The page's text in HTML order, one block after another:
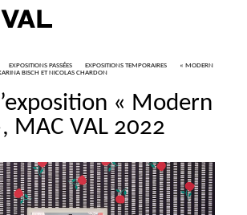
EXPOSITIONS PASSÉES EXPOSITIONS TEMPORAIRES « MODERN
BISCH ET NICOLAS CHARDON
« Modern
MAC VAL 2022